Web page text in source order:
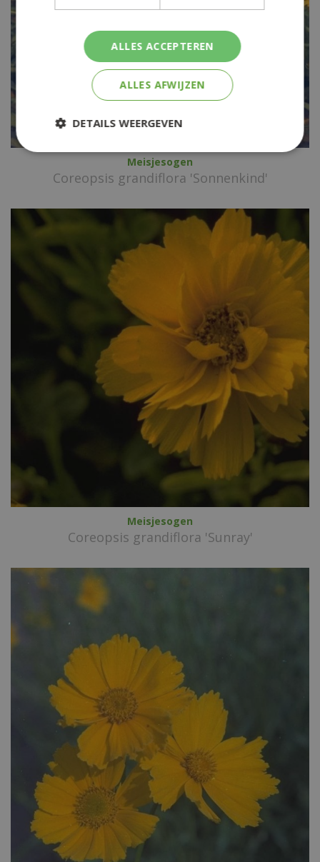
Meisjesogen
Coreopsis grandiflora 'Sonnenkind'
Meisjesogen
Coreopsis grandiflora 'Sunray'
ALLES ACCEPTEREN
ALLES AFWIJZEN
DETAILS WEERGEVEN